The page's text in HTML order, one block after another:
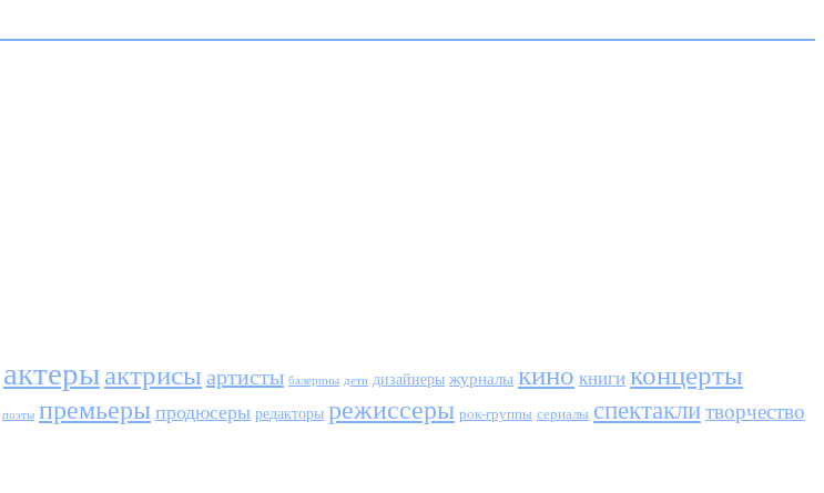
актерыактрисы артисты балерины дети дизайнеры журналы кино книги концерты
поэты премьеры продюсеры редакторы режиссеры рок-группы сериалы спектаклитворчество